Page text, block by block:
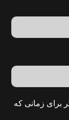
برای زمانی که